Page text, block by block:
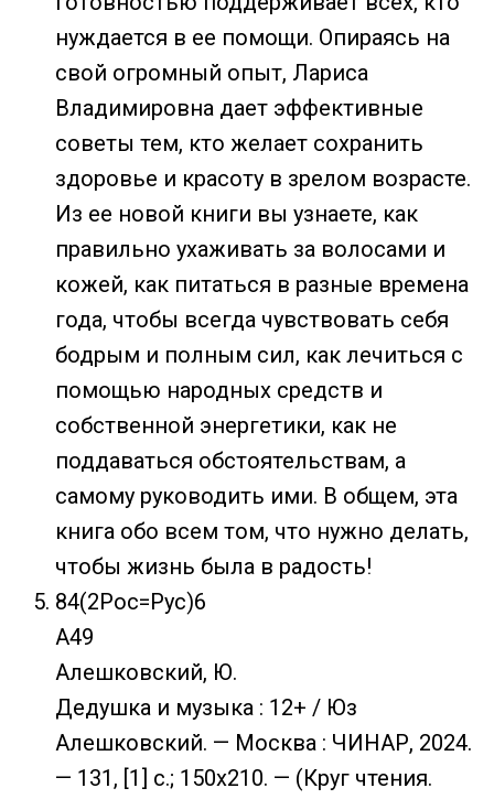
нуждается в ее помощи. Опираясь на
свой огромный опыт, Лариса
Владимировна дает эффективные
советы тем, кто желает сохранить
здоровье и красоту в зрелом возрасте.
Из ее новой книги вы узнаете, как
правильно ухаживать за волосами и
кожей, как питаться в разные времена
года, чтобы всегда чувствовать себя
бодрым и полным сил, как лечиться с
помощью народных средств и
собственной энергетики, как не
поддаваться обстоятельствам, а
самому руководить ими. В общем, эта
книга обо всем том, что нужно делать,
чтобы жизнь была в радость!
84(2Рос=Рус)6
А49
Алешковский, Ю.
Дедушка и музыка : 12+ / Юз
Алешковский. — Москва : ЧИНАР, 2024.
— 131, [1] с.; 150х210. — (Круг чтения.